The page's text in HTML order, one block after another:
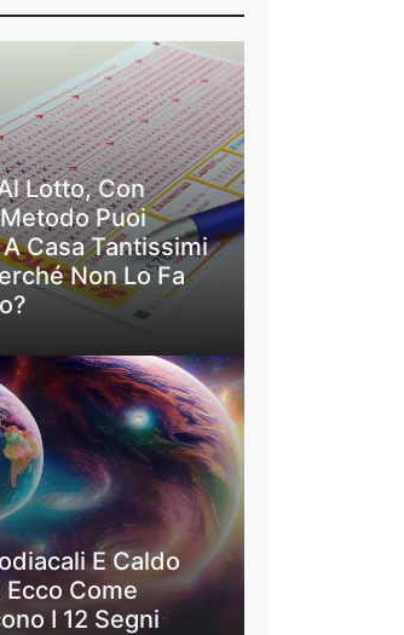
Lotto, Con
Puoi
Casa Tantissimi
Non Lo Fa
E Caldo
Come
I 12 Segni